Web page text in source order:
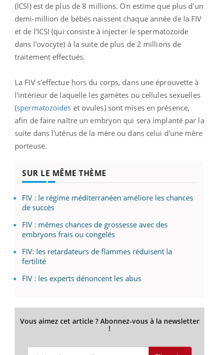
(ICSI) est de plus de 8 millions. On estime que plus d'un
demi-million de bébés naissent chaque année de la FIV
et de l'ICSI (qui consiste à injecter le spermatozoïde
dans l'ovocyte) à la suite de plus de 2 millions de
traitement effectués.
La FIV s'effectue hors du corps, dans une éprouvette à
l'intérieur de laquelle les gamètes ou cellules sexuelles
(spermatozoïdes et ovules) sont mises en présence,
afin de faire naître un embryon qui sera implanté par la
suite dans l'utérus de la mère ou dans celui d'une mère
porteuse.
SUR LE MÊME THÈME
FIV : le régime méditerranéen améliore les chances
de succès
FIV : mêmes chances de grossesse avec des
embryons frais ou congelés
FIV: les retardateurs de flammes réduisent la
fertilité
FIV : les experts dénoncent les abus
Vous aimez cet article ? Abonnez-vous à la newsletter
!